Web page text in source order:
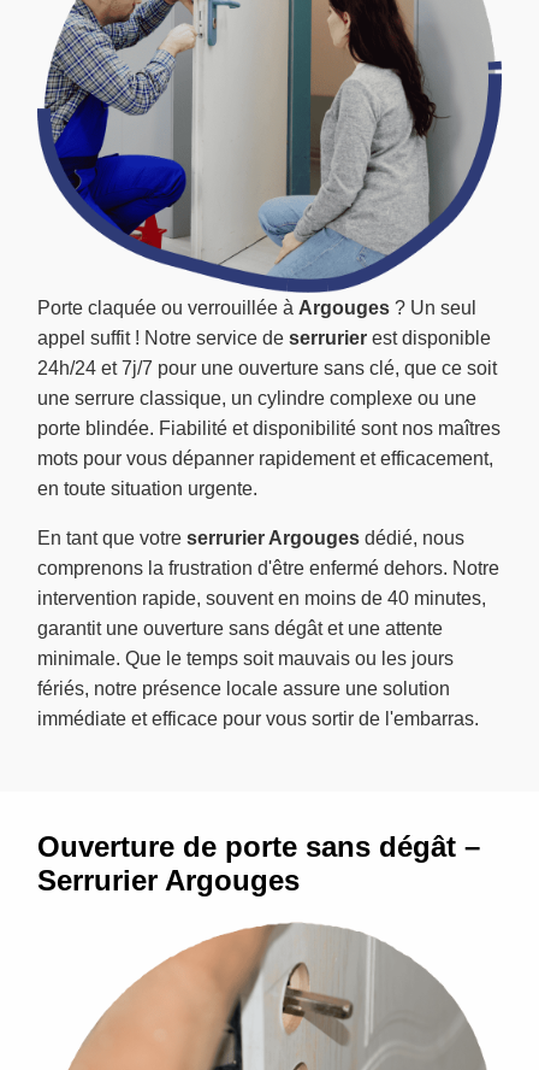
Porte claquée ou verrouillée à Argouges ? Un seul
appel suffit ! Notre service de serrurier est disponible
24h/24 et 7j/7 pour une ouverture sans clé, que ce soit
une serrure classique, un cylindre complexe ou une
porte blindée. Fiabilité et disponibilité sont nos maîtres
mots pour vous dépanner rapidement et efficacement,
en toute situation urgente.
En tant que votre serrurier Argouges dédié, nous
comprenons la frustration d'être enfermé dehors. Notre
intervention rapide, souvent en moins de 40 minutes,
garantit une ouverture sans dégât et une attente
minimale. Que le temps soit mauvais ou les jours
fériés, notre présence locale assure une solution
immédiate et efficace pour vous sortir de l'embarras.
Ouverture de porte sans dégât –
Serrurier Argouges